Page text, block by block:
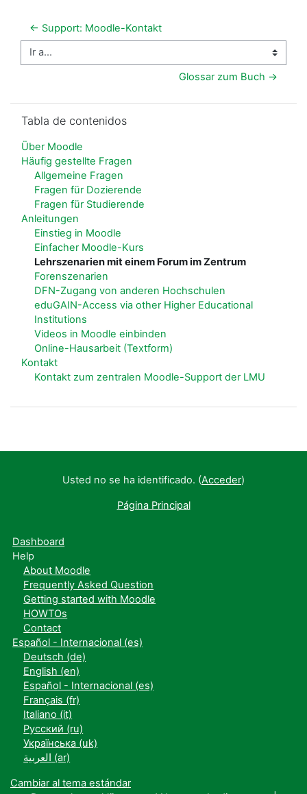
← Support: Moodle-Kontakt
Ir a...
Glossar zum Buch →
Tabla de contenidos
Über Moodle
Häufig gestellte Fragen
Allgemeine Fragen
Fragen für Dozierende
Fragen für Studierende
Anleitungen
Einstieg in Moodle
Einfacher Moodle-Kurs
Lehrszenarien mit einem Forum im Zentrum
Forenszenarien
DFN-Zugang von anderen Hochschulen
eduGAIN-Access via other Higher Educational
Institutions
Videos in Moodle einbinden
Online-Hausarbeit (Textform)
Kontakt
Kontakt zum zentralen Moodle-Support der LMU
Usted no se ha identificado. (Acceder)
Página Principal
Dashboard
Help
About Moodle
Frequently Asked Question
Getting started with Moodle
HOWTOs
Contact
Español - Internacional ‎(es)‎
Deutsch ‎(de)‎
English ‎(en)‎
Español - Internacional ‎(es)‎
Français ‎(fr)‎
Italiano ‎(it)‎
Русский ‎(ru)‎
Українська ‎(uk)‎
العربية ‎(ar)‎
Cambiar al tema estándar